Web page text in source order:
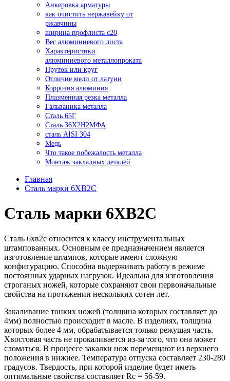
Анкеровка арматуры
как очистить нержавейку от
ржавчины
ширина профлиста с20
Вес алюминиевого листа
Характеристики
алюминиевого металлопроката
Пруток или круг
Отличие меди от латуни
Коррозия алюминия
Плазменная резка металла
Гальваника металла
Сталь 65Г
Сталь 36Х2Н2МФА
сталь AISI 304
Медь
Что такое побежалость металла
Монтаж закладных деталей
Главная
Сталь марки 6ХВ2С
Сталь марки 6ХВ2С
Сталь 6хв2с относится к классу инструментальных
штампованных. Основным ее предназначением является
изготовление штампов, которые имеют сложную
конфигурацию. Способна выдерживать работу в режиме
постоянных ударных нагрузок. Идеальна для изготовления
строганых ножей, которые сохраняют свои первоначальные
свойства на протяжении нескольких сотен лет.
Закаливание тонких ножей (толщина которых составляет до
4мм) полностью происходит в масле. В изделиях, толщина
которых более 4 мм, обрабатывается только режущая часть.
Хвостовая часть не прокаливается из-за того, что она может
сломаться. В процессе закалки нож перемещают из верхнего
положения в нижнее. Температура отпуска составляет 230-280
градусов. Твердость, при которой изделие будет иметь
оптимальные свойства составляет Rc = 56-59.